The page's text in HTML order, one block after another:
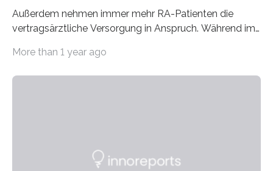
Außerdem nehmen immer mehr RA-Patienten die
vertragsärztliche Versorgung in Anspruch. Während im
More than 1 year ago